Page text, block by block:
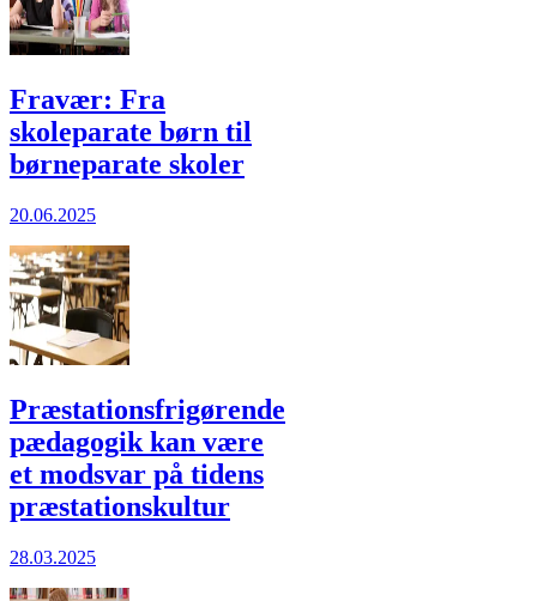
Fravær: Fra
skoleparate børn til
børneparate skoler
20.06.2025
Præstationsfrigørende
pædagogik kan være
et modsvar på tidens
præstationskultur
28.03.2025